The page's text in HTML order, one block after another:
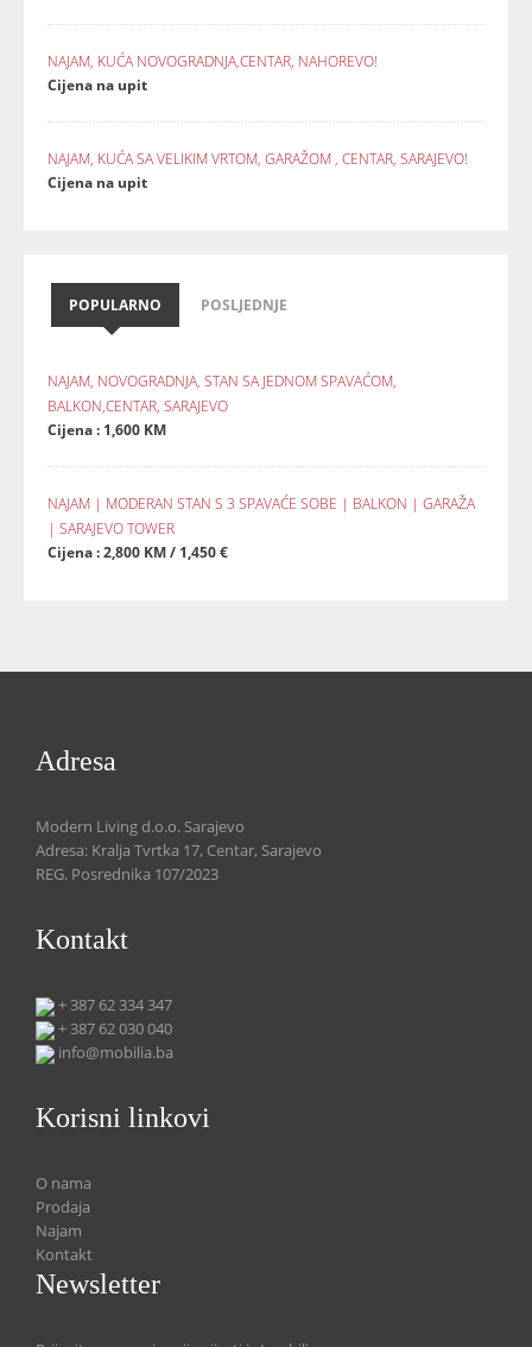
NAJAM, KUĆA NOVOGRADNJA,CENTAR, NAHOREVO!
Cijena na upit
NAJAM, KUĆA SA VELIKIM VRTOM, GARAŽOM , CENTAR, SARAJEVO!
Cijena na upit
POPULARNO POSLJEDNJE
NAJAM, NOVOGRADNJA, STAN SA JEDNOM SPAVAĆOM,
BALKON,CENTAR, SARAJEVO
Cijena : 1,600 KM
NAJAM | MODERAN STAN S 3 SPAVAĆE SOBE | BALKON | GARAŽA
| SARAJEVO TOWER
Cijena : 2,800 KM / 1,450 €
Adresa
Modern Living d.o.o. Sarajevo
Adresa: Kralja Tvrtka 17, Centar, Sarajevo
REG. Posrednika 107/2023
Kontakt
+ 387 62 334 347
+ 387 62 030 040
info@mobilia.ba
Korisni linkovi
O nama
Prodaja
Najam
Kontakt
Newsletter